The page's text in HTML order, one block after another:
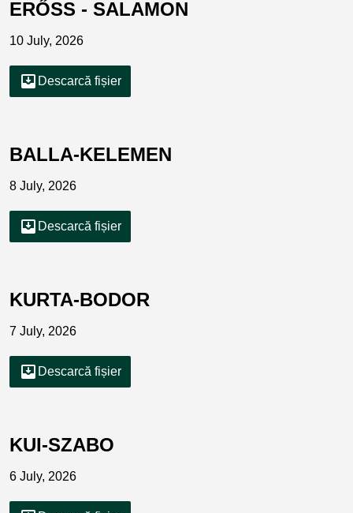
ERŐSS - SALAMON
10 July, 2026
move_to_inbox Descarcă fișier
BALLA-KELEMEN
8 July, 2026
move_to_inbox Descarcă fișier
KURTA-BODOR
7 July, 2026
move_to_inbox Descarcă fișier
KUI-SZABO
6 July, 2026